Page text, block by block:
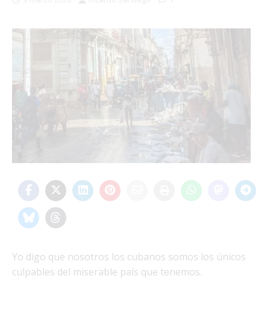
Yo digo que nosotros los cubanos somos los únicos
culpables del miserable país que tenemos.